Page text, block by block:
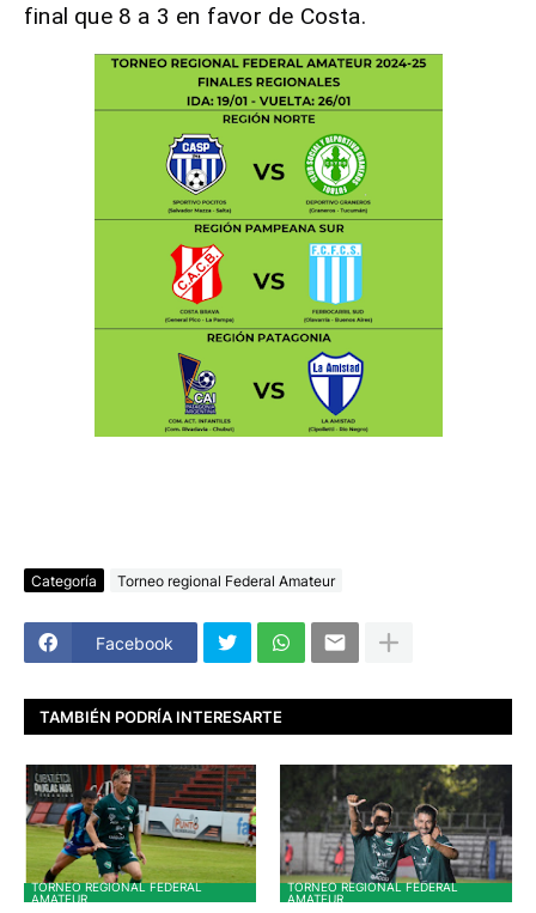
final que 8 a 3 en favor de Costa.
Categoría Torneo regional Federal Amateur
Facebook
TAMBIÉN PODRÍA INTERESARTE
TORNEO REGIONAL FEDERAL
AMATEUR
TORNEO REGIONAL FEDERAL
AMATEUR